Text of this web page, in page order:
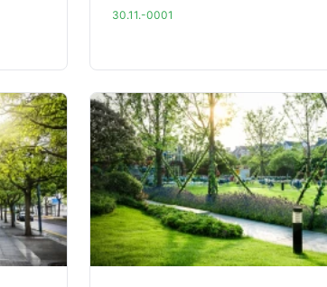
30.11.-0001